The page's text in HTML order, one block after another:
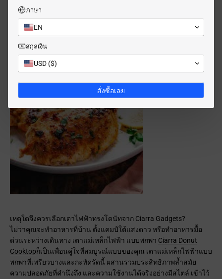
ตั้งกระทะย่างโดนัทให้ร้อน ปรุงรสและย่างไก่ประมาณ 5-6 นาทีต่อ
ด้าน ไก่จะฉ่ำ สีเหลืองทอง และสุกกำลังดี!
เหตุใดจึงควรเลือกเตาไฟฟ้าทรงโดนัทจาก Ciarra Gadgets?
ไม่ว่าคุณจะทำอาหารที่บ้าน ตั้งแคมป์ใต้แสงดาว หรือทำอาหารมื้อ
ด่วนระหว่างเดินทาง เตาแม่เหล็กไฟฟ้า แบบพกพา Ciarra Donut
Cooktopก็เป็นเพื่อนคู่ใจที่สมบูรณ์แบบของคุณ เตาแม่เหล็กไฟฟ้าแบบ
พกพาที่เพรียวบางและกะทัดรัดนี้ ผสานรวมประสิทธิภาพล้ำสมัย
ความปลอดภัยที่คำนึงถึง และความใช้งานได้จริงอย่างมีสไตล์ เข้าไว้
ภาษา
EN
สกุลเงิน
USD ($)
สั่งซื้อเลย